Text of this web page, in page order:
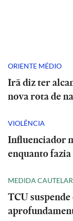
ORIENTE MÉDIO
Irã diz ter
nova rota de
VIOLÊNCIA
Influenciador
enquanto
MEDIDA CAUTELAR
TCU